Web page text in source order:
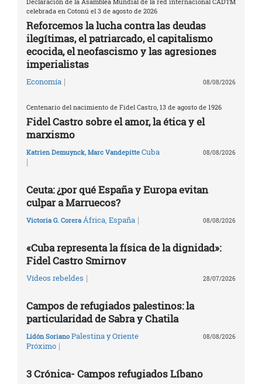
celebrada en Cotonú el 3 de agosto de 2026
Reforcemos la lucha contra las deudas
ilegítimas, el patriarcado, el capitalismo
ecocida, el neofascismo y las agresiones
imperialistas
Economía | 08/08/2026
Centenario del nacimiento de Fidel Castro, 13 de agosto de 1926
Fidel Castro sobre el amor, la ética y el
marxismo
Katrien Demuynck, Marc Vandepitte Cuba
|
08/08/2026
Ceuta: ¿por qué España y Europa evitan
culpar a Marruecos?
Victoria G. Corera África España | 08/08/2026
«Cuba representa la física de la dignidad»:
Fidel Castro Smirnov
Vídeos rebeldes | 28/07/2026
Campos de refugiados palestinos: la
particularidad de Sabra y Chatila
Lidón Soriano Palestina y Oriente
Próximo |
08/08/2026
3 Crónica- Campos refugiados Líbano